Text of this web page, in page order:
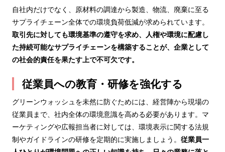
自社内だけでなく、原材料の調達から製造、物流、廃棄に至る
サプライチェーン全体での環境負荷低減が求められています。
取引先に対しても環境基準の遵守を求め、人権や環境に配慮し
た持続可能なサプライチェーンを構築することが、企業として
の社会的責任を果たす上で不可欠です。
従業員への教育・研修を強化する
グリーンウォッシュを未然に防ぐためには、経営陣から現場の
従業員まで、社内全体の環境意識を高める必要があります。マ
ーケティングや広報担当者に対しては、環境表示に関する法規
制やガイドラインの研修を定期的に実施しましょう。 従業員一